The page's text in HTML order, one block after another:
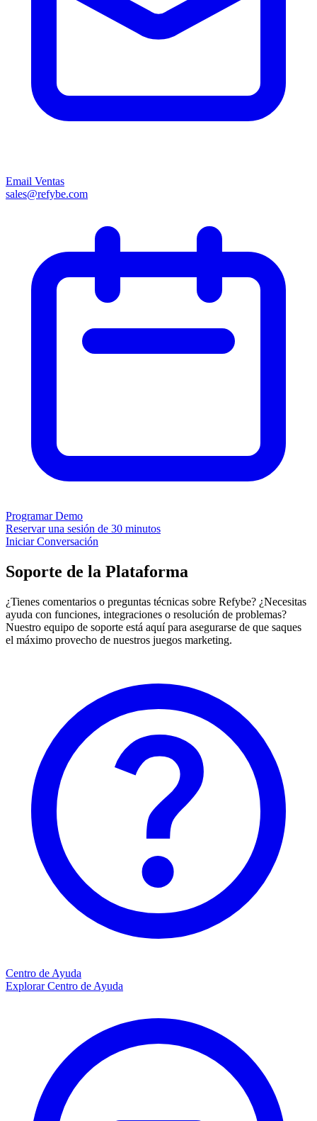
Email Ventas
sales@refybe.com
Programar Demo
Reservar una sesión de 30 minutos
Iniciar Conversación
Soporte de la Plataforma
¿Tienes comentarios o preguntas técnicas sobre Refybe? ¿Necesitas
ayuda con funciones, integraciones o resolución de problemas?
Nuestro equipo de soporte está aquí para asegurarse de que saques
el máximo provecho de nuestros juegos marketing.
Centro de Ayuda
Explorar Centro de Ayuda